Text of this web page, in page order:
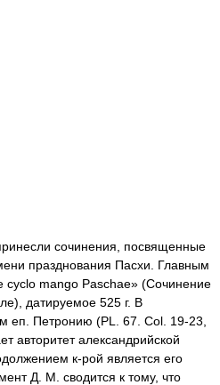
сочинения, посвященные
празднования Пасхи. Главным
cyclo mango Paschae» (Сочинение
датируемое 525 г. В
еп. Петронию (PL. 67. Col. 19-23,
авторитет александрийской
к-рой является его
Д. М. сводится к тому, что